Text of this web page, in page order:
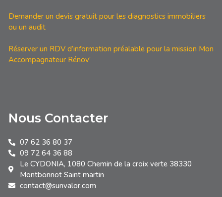
Demander un devis gratuit pour les diagnostics immobiliers
ou un audit
Réserver un RDV d’information préalable pour la mission Mon
Accompagnateur Rénov’
Nous Contacter
07 62 36 80 37
09 72 64 36 88
Le CYDONIA, 1080 Chemin de la croix verte 38330
Montbonnot Saint martin
contact@sunvalor.com